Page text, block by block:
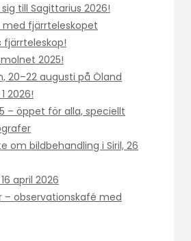
till Sagittarius 2026!
fjärrteleskopet
fjärrteleskop!
2025!
20–22 augusti på Öland
2026!
– öppet för alla, speciellt
om bildbehandling i Siril, 26
april 2026
– observationskafé med